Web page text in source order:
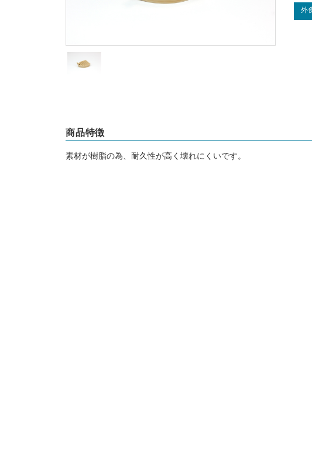
外
商品特徴
素材が樹脂の為、耐久性が高く壊れにくいです。